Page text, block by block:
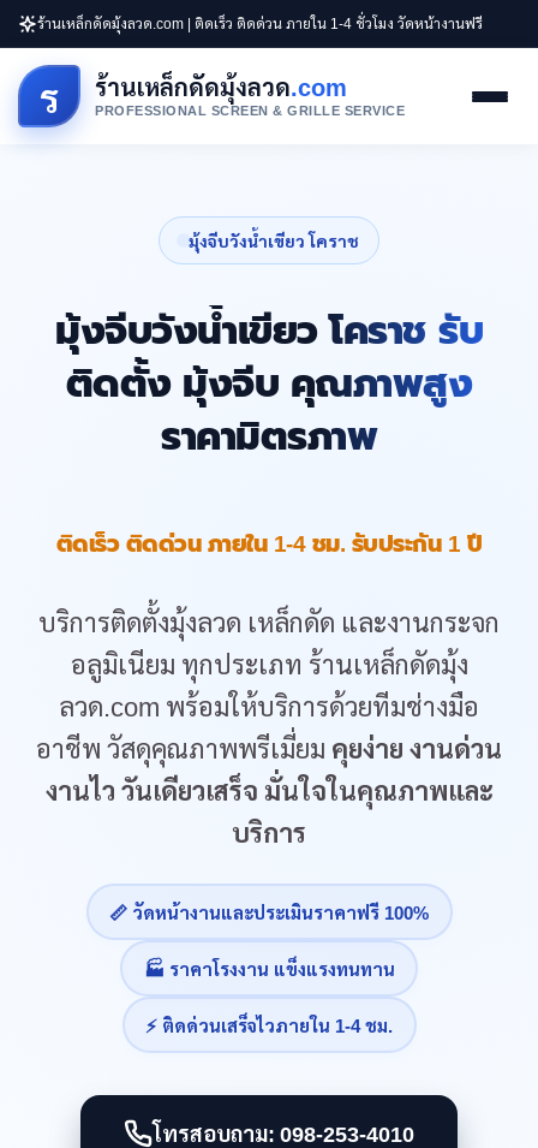
ร้านเหล็กดัดมุ้งลวด.com | ติดเร็ว ติดด่วน ภายใน 1-4 ชั่วโมง วัดหน้างานฟรี
ร ร้านเหล็กดัดมุ้งลวด.com
PROFESSIONAL SCREEN & GRILLE SERVICE
มุ้งจีบวังน้ำเขียว โคราช
มุ้งจีบวังน้ำเขียว โคราช รับ
ติดตั้ง มุ้งจีบ คุณภาพสูง
ราคามิตรภาพ
ติดเร็ว ติดด่วน ภายใน 1-4 ชม. รับประกัน 1 ปี
บริการติดตั้งมุ้งลวด เหล็กดัด และงานกระจก
อลูมิเนียม ทุกประเภท ร้านเหล็กดัดมุ้ง
ลวด.com พร้อมให้บริการด้วยทีมช่างมือ
อาชีพ วัสดุคุณภาพพรีเมี่ยม คุยง่าย งานด่วน
งานไว วันเดียวเสร็จ มั่นใจในคุณภาพและ
บริการ
📏 วัดหน้างานและประเมินราคาฟรี 100%
🏭 ราคาโรงงาน แข็งแรงทนทาน
⚡ ติดด่วนเสร็จไวภายใน 1-4 ชม.
โทรสอบถาม: 098-253-4010